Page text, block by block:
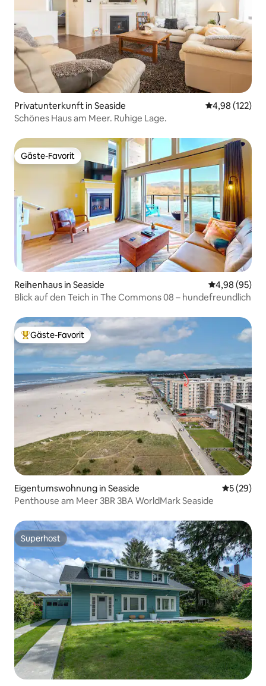
Privatunterkunft in Seaside
4,98 (122)
Schönes Haus am Meer. Ruhige Lage.
Gäste-Favorit
Gäste-Favorit
Reihenhaus in Seaside
4,98 (95)
Blick auf den Teich in The Commons 08 – hundefreundlich
Beliebter Gäste-Favorit.
Gäste-Favorit
Eigentumswohnung in Seaside
5 (29)
Penthouse am Meer 3BR 3BA WorldMark Seaside
Superhost
Superhost